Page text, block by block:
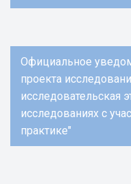
Официальное
проекта
исследовательская
исследованиях с
практике"